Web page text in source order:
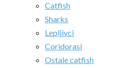
Catfish
Sharks
Lepljivci
Coridorasi
Ostale catfish